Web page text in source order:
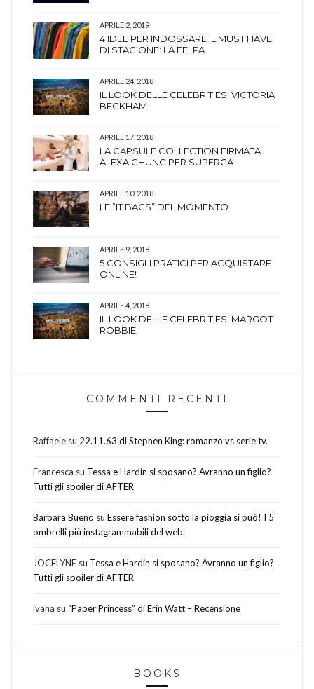
APRILE 2, 2019
4 IDEE PER INDOSSARE IL MUST HAVE
DI STAGIONE: LA FELPA
APRILE 24, 2018
IL LOOK DELLE CELEBRITIES: VICTORIA
BECKHAM
APRILE 17, 2018
LA CAPSULE COLLECTION FIRMATA
ALEXA CHUNG PER SUPERGA
APRILE 10, 2018
LE “IT BAGS” DEL MOMENTO.
APRILE 9, 2018
5 CONSIGLI PRATICI PER ACQUISTARE
ONLINE!
APRILE 4, 2018
IL LOOK DELLE CELEBRITIES: MARGOT
ROBBIE.
COMMENTI RECENTI
Raffaele su 22.11.63 di Stephen King: romanzo vs serie tv.
Francesca su Tessa e Hardin si sposano? Avranno un figlio?
Tutti gli spoiler di AFTER
Barbara Bueno su Essere fashion sotto la pioggia si può! I 5
ombrelli più instagrammabili del web.
JOCELYNE su Tessa e Hardin si sposano? Avranno un figlio?
Tutti gli spoiler di AFTER
ivana su “Paper Princess” di Erin Watt – Recensione
BOOKS